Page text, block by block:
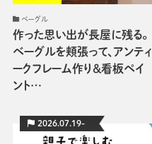
作った思い出が長屋に残る。
ベーグルを頬張って、アンティ
ークフレーム作り＆看板ペイ
ント…
ベーグル
2026.07.19-